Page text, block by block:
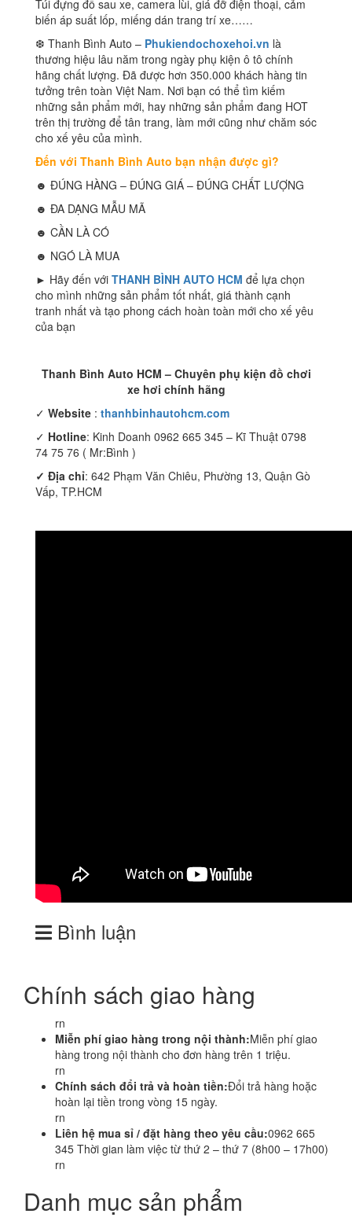
Túi đựng đồ sau xe, camera lùi, giá đỡ điện thoại, cảm
biến áp suất lốp, miếng dán trang trí xe……
❆ Thanh Bình Auto – Phukiendochoxehoi.vn là
thương hiệu lâu năm trong ngày phụ kiện ô tô chính
hãng chất lượng. Đã được hơn 350.000 khách hàng tin
tưởng trên toàn Việt Nam. Nơi bạn có thể tìm kiếm
những sản phẩm mới, hay những sản phẩm đang HOT
trên thị trường để tân trang, làm mới cũng như chăm sóc
cho xế yêu của mình.
Đến với Thanh Bình Auto bạn nhận được gì?
☻ ĐÚNG HÀNG – ĐÚNG GIÁ – ĐÚNG CHẤT LƯỢNG
☻ ĐA DẠNG MẪU MÃ
☻ CẦN LÀ CÓ
☻ NGÓ LÀ MUA
► Hãy đến với THANH BÌNH AUTO HCM để lựa chọn
cho mình những sản phẩm tốt nhất, giá thành cạnh
tranh nhất và tạo phong cách hoàn toàn mới cho xế yêu
của bạn
Thanh Bình Auto HCM – Chuyên phụ kiện đồ chơi
xe hơi chính hãng
✓ Website : thanhbinhautohcm.com
✓ Hotline: Kinh Doanh 0962 665 345 – Kĩ Thuật 0798
74 75 76 ( Mr:Bình )
✓ Địa chỉ: 642 Phạm Văn Chiêu, Phường 13, Quận Gò
Vấp, TP.HCM
Bình luận
Chính sách giao hàng
rn
Miễn phí giao hàng trong nội thành:Miễn phí giao
hàng trong nội thành cho đơn hàng trên 1 triệu.
rn
Chính sách đổi trả và hoàn tiền:Đổi trả hàng hoặc
hoàn lại tiền trong vòng 15 ngày.
rn
Liên hệ mua sỉ / đặt hàng theo yêu cầu:0962 665
345 Thời gian làm việc từ thứ 2 – thứ 7 (8h00 – 17h00)
rn
Danh mục sản phẩm